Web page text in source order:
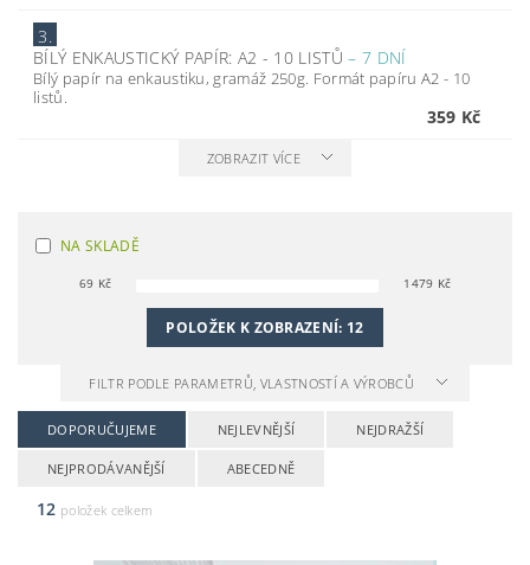
3.
BÍLÝ ENKAUSTICKÝ PAPÍR: A2 - 10 LISTŮ– 7 DNÍ
Bílý papír na enkaustiku, gramáž 250g. Formát papíru A2 - 10
listů.
359 Kč
ZOBRAZIT VÍCE
NA SKLADĚ
69 Kč 1479 Kč
POLOŽEK K ZOBRAZENÍ: 12
FILTR PODLE PARAMETRŮ, VLASTNOSTÍ A VÝROBCŮ
DOPORUČUJEME NEJLEVNĚJŠÍ NEJDRAŽŠÍ
NEJPRODÁVANĚJŠÍ ABECEDNĚ
12 položek celkem